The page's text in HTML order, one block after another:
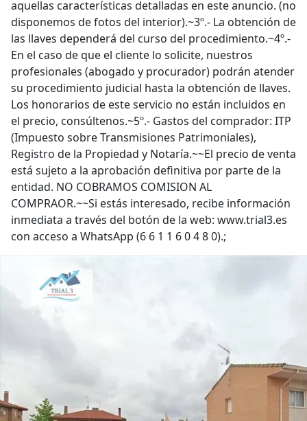
aquellas características detalladas en este anuncio. (no
disponemos de fotos del interior).~3º.- La obtención de
las llaves dependerá del curso del procedimiento.~4º.-
En el caso de que el cliente lo solicite, nuestros
profesionales (abogado y procurador) podrán atender
su procedimiento judicial hasta la obtención de llaves.
Los honorarios de este servicio no están incluidos en
el precio, consúltenos.~5º.- Gastos del comprador: ITP
(Impuesto sobre Transmisiones Patrimoniales),
Registro de la Propiedad y Notaría.~~El precio de venta
está sujeto a la aprobación definitiva por parte de la
entidad. NO COBRAMOS COMISION AL
COMPRAOR.~~Si estás interesado, recibe información
inmediata a través del botón de la web: www.trial3.es
con acceso a WhatsApp (6 6 1 1 6 0 4 8 0).;